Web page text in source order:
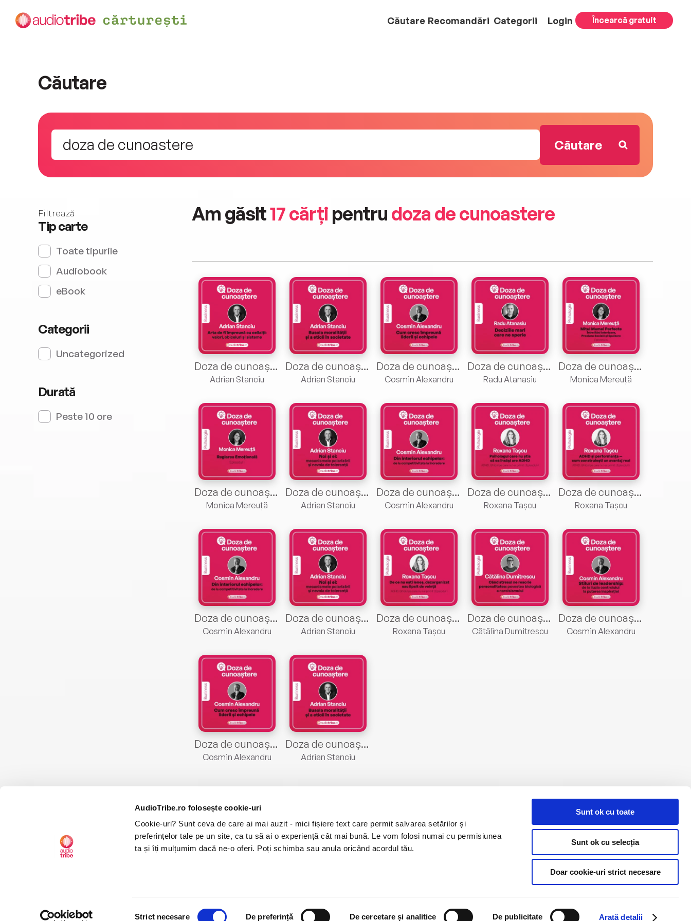
AudioTribe.ro folosește cookie-uri
Cookie-uri? Sunt ceva de care ai mai auzit - mici fișiere text care permit salvarea setărilor și
preferințelor tale pe un site, ca tu să ai o experiență cât mai bună. Le vom folosi numai cu permisiunea
ta și îți mulțumim dacă ne-o oferi. Poți schimba sau anula oricând acordul tău.
Strict necesare De preferință De cercetare și analitice De publicitate Arată detalii
Sunt ok cu toate
Sunt ok cu selecția
Doar cookie-uri strict necesare
Căutare Recomandări Categorii Login Încearcă gratuit
Căutare
Filtrează
Tip carte
Toate tipurile
Audiobook
eBook
Categorii
Uncategorized
Durată
Peste 10 ore
Am găsit17 cărți pentru doza de cunoastere
Doza de cunoaștere cu Adrian Stanciu. Episodul 1
Adrian Stanciu
Doza de cunoaștere cu Adrian Stanciu. Episodul 2
Adrian Stanciu
Doza de cunoaștere cu Cosmin Alexandru. Episodul 1
Cosmin Alexandru
Doza de cunoaștere cu Radu Atanasiu. Episodul 1: Deciziile mari care ne sperie
Radu Atanasiu
Doza de cunoaștere cu Monica Mereuță. Episodul 6. Mitul mamei perfecte – Între răni interioare, presiune socială și epuizare
Monica Mereuță
Doza de cunoaștere cu Monica Mereuță. Episodul 1. Reglarea Emoțională
Monica Mereuță
Doza de cunoaștere cu Adrian Stanciu. Episodul 3
Adrian Stanciu
Doza de cunoaștere cu Cosmin Alexandru. Episodul 4
Cosmin Alexandru
Doza de cunoaștere cu Roxana Tașcu- ADHD —Ghidul pe care nu l-ai primit. Episodul 4
Roxana Tașcu
Doza de cunoaștere cu Roxana Tașcu- ADHD —Ghidul pe care nu l-ai primit. Episodul 5
Roxana Tașcu
Doza de cunoaștere cu Cosmin Alexandru. Episodul 4
Cosmin Alexandru
Doza de cunoaștere cu Adrian Stanciu. Episodul 3
Adrian Stanciu
Doza de cunoaștere cu Roxana Tașcu- ADHD —Ghidul pe care nu l-ai primit. Episodul 1
Roxana Tașcu
Doza de cunoaștere cu Cătălina Dumitrescu- Când stresul ne rescrie personalitate: povestea biologică a narcisismului
Cătălina Dumitrescu
Doza de cunoaștere cu Cosmin Alexandru. Episodul 2
Cosmin Alexandru
Doza de cunoaștere cu Cosmin Alexandru. Episodul 1
Cosmin Alexandru
Doza de cunoaștere cu Adrian Stanciu. Episodul 2
Adrian Stanciu
AudioTribe
Creează un cont
Cum funcționează
Social Media
Instagram
TikTok
Descarcă app-ul
Huawei
Politica de confidențialitate
Politica de cookie
Termeni și condiții